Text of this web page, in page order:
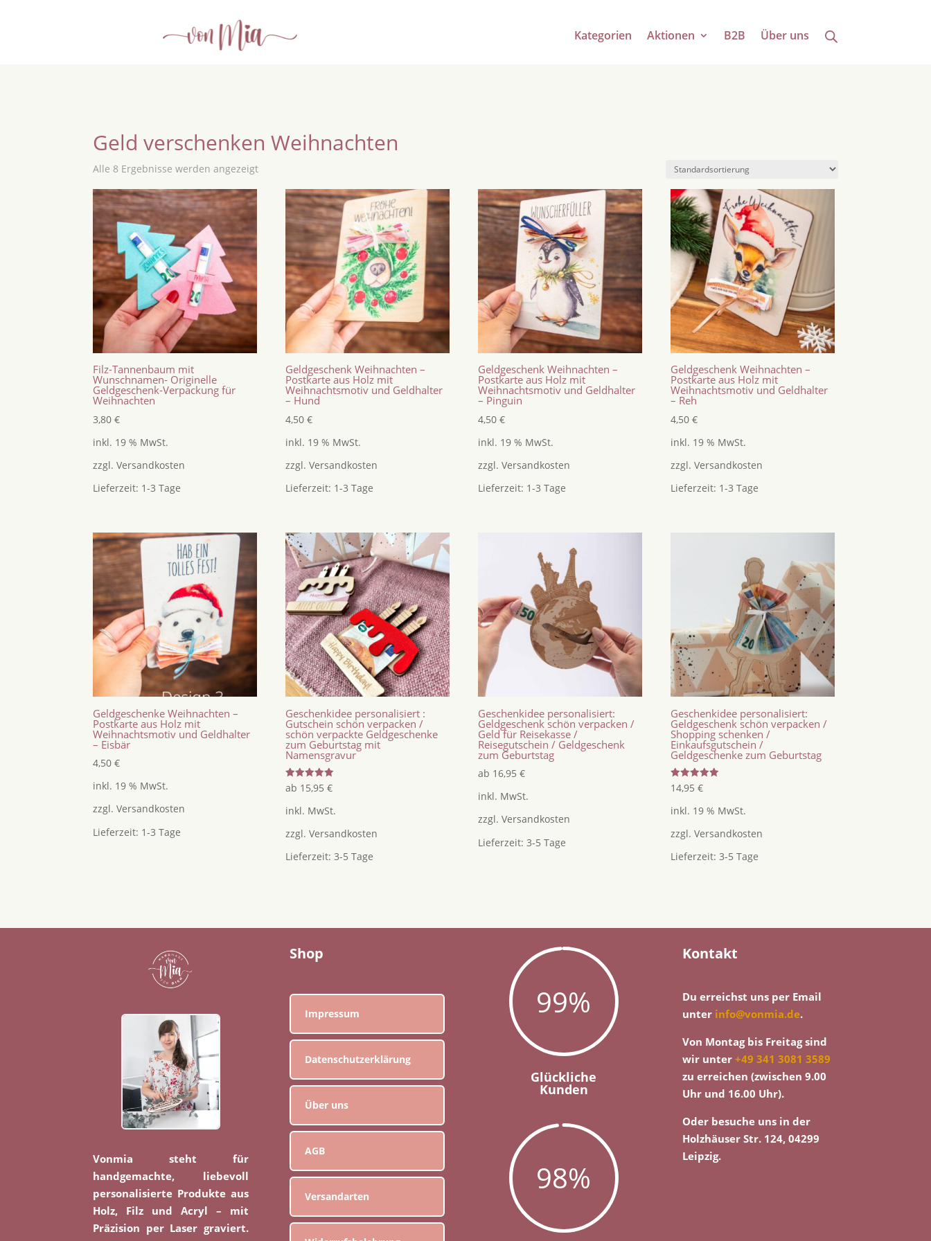
Kategorien Aktionen B2B Über uns
Geld verschenken Weihnachten
Alle 8 Ergebnisse werden angezeigt
Filz-Tannenbaum mit
Wunschnamen- Originelle
Geldgeschenk-Verpackung für
Weihnachten
3,80€
inkl. 19 % MwSt.
zzgl.Versandkosten
Lieferzeit: 1-3 Tage
Geldgeschenk Weihnachten –
Postkarte aus Holz mit
Weihnachtsmotiv und Geldhalter
– Hund
4,50€
inkl. 19 % MwSt.
zzgl.Versandkosten
Lieferzeit: 1-3 Tage
Geldgeschenk Weihnachten –
Postkarte aus Holz mit
Weihnachtsmotiv und Geldhalter
– Pinguin
4,50€
inkl. 19 % MwSt.
zzgl.Versandkosten
Lieferzeit: 1-3 Tage
Geldgeschenk Weihnachten –
Postkarte aus Holz mit
Weihnachtsmotiv und Geldhalter
– Reh
4,50€
inkl. 19 % MwSt.
zzgl.Versandkosten
Lieferzeit: 1-3 Tage
Geldgeschenke Weihnachten –
Postkarte aus Holz mit
Weihnachtsmotiv und Geldhalter
– Eisbär
4,50€
inkl. 19 % MwSt.
zzgl.Versandkosten
Lieferzeit: 1-3 Tage
Geschenkidee personalisiert :
Gutschein schön verpacken /
schön verpackte Geldgeschenke
zum Geburtstag mit
Namensgravur
Bewertet
mit
von 5
ab 15,95€
inkl. MwSt.
zzgl.Versandkosten
Lieferzeit:3-5 Tage
Geschenkidee personalisiert:
Geldgeschenk schön verpacken /
Geld für Reisekasse /
Reisegutschein / Geldgeschenk
zum Geburtstag
ab 16,95€
inkl. MwSt.
zzgl.Versandkosten
Lieferzeit:3-5 Tage
Geschenkidee personalisiert:
Geldgeschenk schön verpacken /
Shopping schenken /
Einkaufsgutschein /
Geldgeschenke zum Geburtstag
Bewertet
mit
von 5
14,95€
inkl. 19 % MwSt.
zzgl.Versandkosten
Lieferzeit:3-5 Tage
Vonmia steht für
handgemachte, liebevoll
personalisierte Produkte aus
Holz, Filz und Acryl – mit
Präzision per Laser graviert.
Shop
Impressum
Datenschutzerklärung
Über uns
AGB
Versandarten
99%
Glückliche
Kunden
98%
Kontakt
Du erreichst uns per Email
unter info@vonmia.de.
Von Montag bis Freitag sind
wir unter+49 341 3081 3589
zu erreichen (zwischen 9.00
Uhr und 16.00 Uhr).
Oder besuche uns in der
Holzhäuser Str. 124, 04299
Leipzig.